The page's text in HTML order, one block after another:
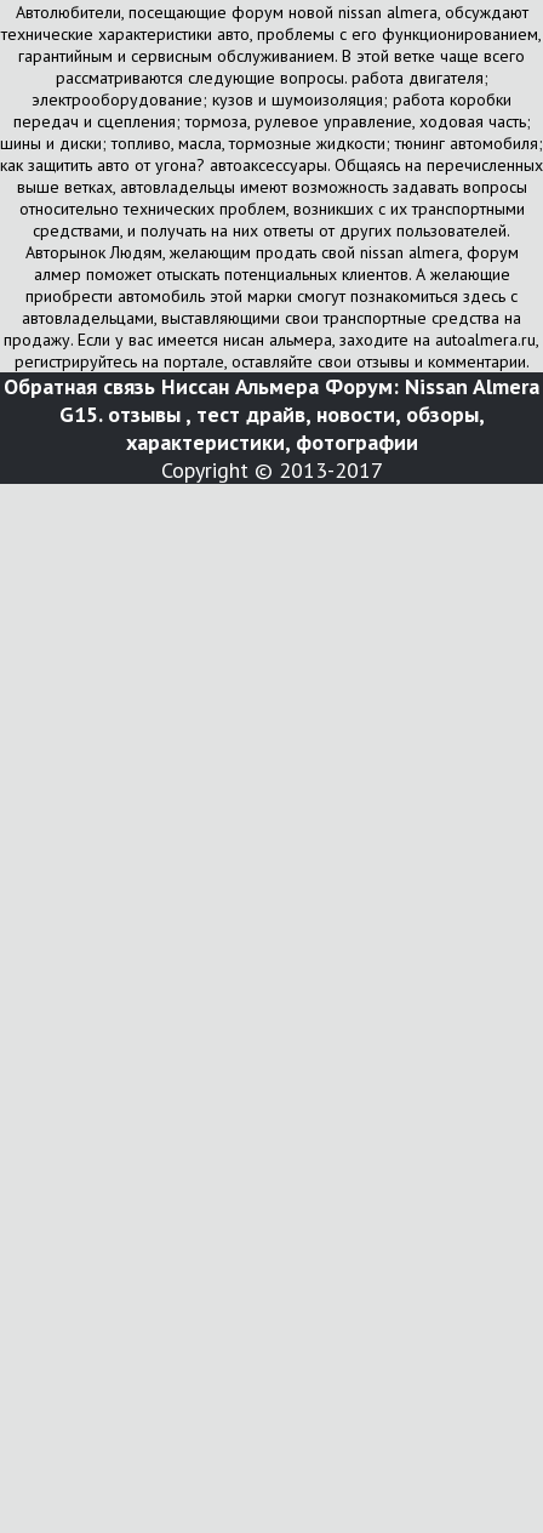
Автолюбители, посещающие форум новой nissan almera, обсуждают
технические характеристики авто, проблемы с его функционированием,
гарантийным и сервисным обслуживанием. В этой ветке чаще всего
рассматриваются следующие вопросы. работа двигателя;
электрооборудование; кузов и шумоизоляция; работа коробки
передач и сцепления; тормоза, рулевое управление, ходовая часть;
шины и диски; топливо, масла, тормозные жидкости; тюнинг автомобиля;
как защитить авто от угона? автоаксессуары. Общаясь на перечисленных
выше ветках, автовладельцы имеют возможность задавать вопросы
относительно технических проблем, возникших с их транспортными
средствами, и получать на них ответы от других пользователей.
Авторынок Людям, желающим продать свой nissan almera, форум
алмер поможет отыскать потенциальных клиентов. А желающие
приобрести автомобиль этой марки смогут познакомиться здесь с
автовладельцами, выставляющими свои транспортные средства на
продажу. Если у вас имеется нисан альмера, заходите на autoalmera.ru,
регистрируйтесь на портале, оставляйте свои отзывы и комментарии.
Обратная связь Ниссан Альмера Форум: Nissan Almera
G15. отзывы , тест драйв, новости, обзоры,
характеристики, фотографии
Copyright © 2013-2017